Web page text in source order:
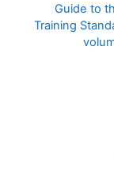
Guide to
Training
رابط الكتروني